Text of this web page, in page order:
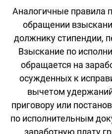
Аналогичные правила
обращении
должнику стипендии,
Взыскание по
обращается на
осужденных к
вычетом
приговору или
по исполнительным
заработную плату